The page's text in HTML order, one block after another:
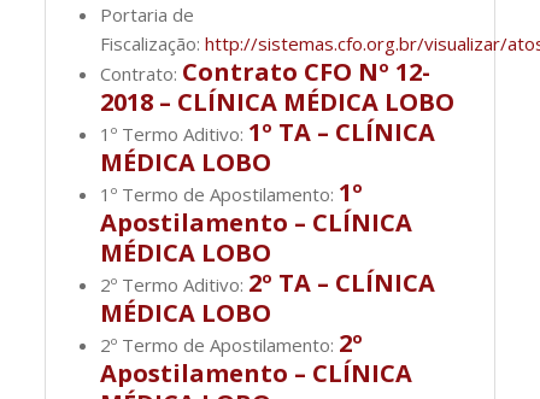
Portaria de
Fiscalização:http://sistemas.cfo.org.br/visualizar/
Contrato: Contrato CFO Nº 12-
2018 – CLÍNICA MÉDICA LOBO
1º Termo Aditivo: 1º TA – CLÍNICA
MÉDICA LOBO
1º Termo de Apostilamento: 1º
Apostilamento – CLÍNICA
MÉDICA LOBO
2º Termo Aditivo: 2º TA – CLÍNICA
MÉDICA LOBO
2º Termo de Apostilamento: 2º
Apostilamento – CLÍNICA